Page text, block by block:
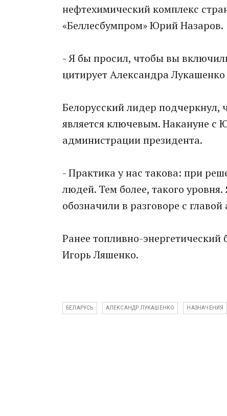
нефтехимический комплекс
«Беллесбумпром» Юрий Назаров.
- Я бы просил, чтобы вы
цитирует Александра
Белорусский лидер подчеркнул,
является ключевым. Накануне с
администрации президента.
- Практика у нас такова: при
людей. Тем более, такого
обозначили в разговоре с
Ранее топливно-энергетический
Игорь Ляшенко.
БЕЛАРУСЬ АЛЕКСАНДР ЛУКАШЕНКО НАЗНАЧЕНИЯ